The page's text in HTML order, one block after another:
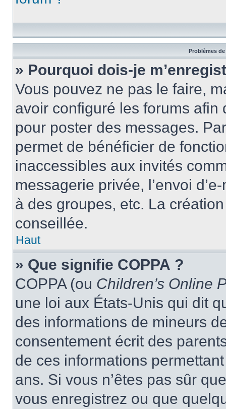
Problèmes
» Pourquoi dois-je
Vous pouvez ne pas le faire,
avoir configuré les forums afin
pour poster des messages.
permet de bénéficier de
inaccessibles aux invités
messagerie privée, l’envoi
à des groupes, etc. La
conseillée.
Haut
» Que signifie COPPA ?
COPPA (ou Children’s Online
une loi aux États-Unis qui dit
des informations de mineurs
consentement écrit des
de ces informations
ans. Si vous n’êtes pas sûr
vous enregistrez ou que